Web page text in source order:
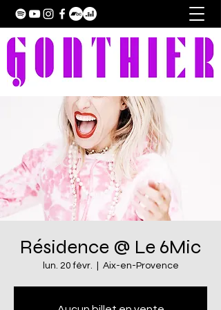
Résidence @ Le 6Mic
lun. 20 févr. Aix-en-Provence